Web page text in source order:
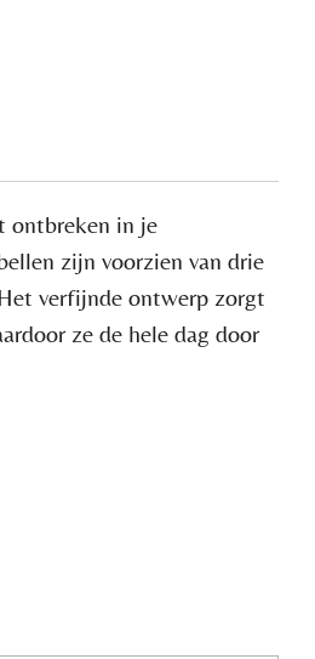
ontbreken in je
zijn voorzien van drie
verfijnde ontwerp zorgt
ze de hele dag door